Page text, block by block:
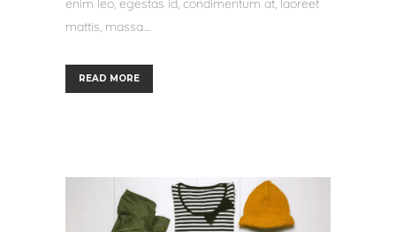
enim leo, egestas id, condimentum at, laoreet
mattis, massa....
READ MORE